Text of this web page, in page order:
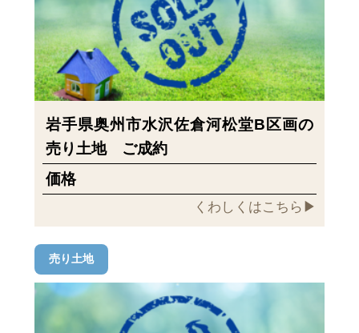
岩手県奥州市水沢佐倉河松堂B区画の
売り土地 ご成約
価格
くわしくはこちら▶︎
売り土地